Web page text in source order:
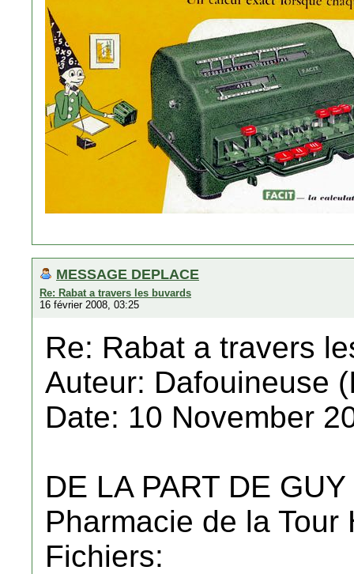
MESSAGE DEPLACE
Re: Rabat a travers les buvards
16 février 2008, 03:25
Re: Rabat a travers
Auteur: Dafouineuse
Date: 10 November
DE LA PART DE
Pharmacie de la Tour
Fichiers: